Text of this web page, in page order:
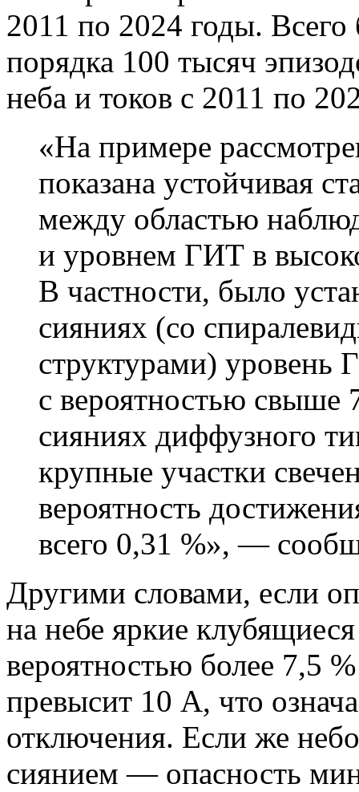
2011 по 2024 годы.
порядка 100 тысяч
неба и токов с 2011 по
«На примере
показана устойчивая
между областью
и уровнем ГИТ в
В частности, было
сияниях (со
структурами)
c вероятностью свыше
сияниях диффузного
крупные участки
вероятность
всего 0,31 %», —
Другими словами, если
на небе яркие
вероятностью более 7,5
превысит 10 А, что
отключения. Если же
сиянием — опасность